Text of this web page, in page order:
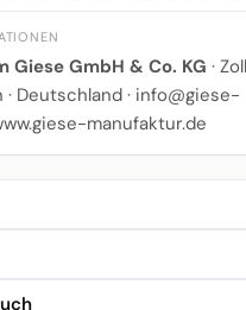
Giese GmbH & Co. KG ·
Deutschland · info@giese-
manufaktur.de